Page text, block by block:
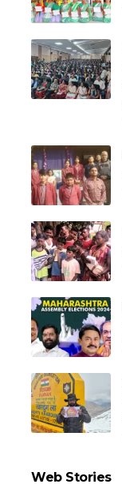
Web Stories